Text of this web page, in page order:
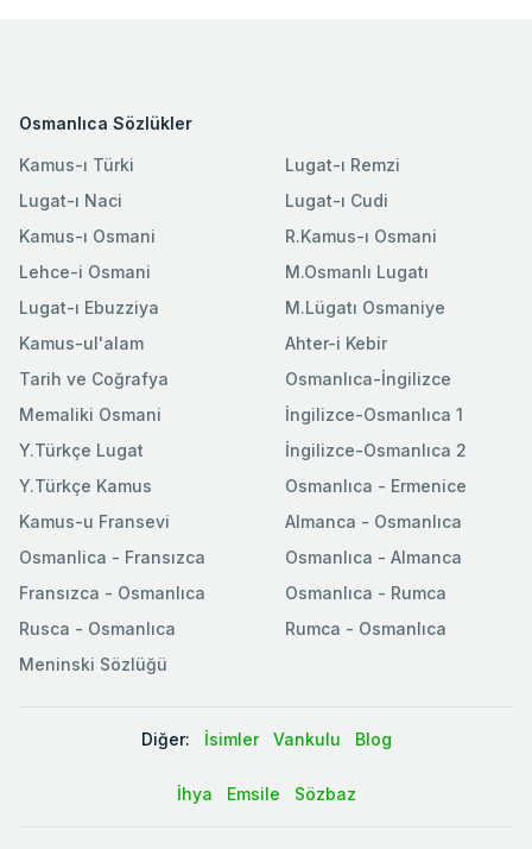
Osmanlıca Sözlükler
Kamus-ı Türki
Lugat-ı Naci
Kamus-ı Osmani
Lehce-i Osmani
Lugat-ı Ebuzziya
Lugat-ı Remzi
Lugat-ı Cudi
R.Kamus-ı Osmani
M.Osmanlı Lugatı
M.Lügatı Osmaniye
Kamus-ul'alam
Tarih ve Coğrafya
Memaliki Osmani
Y.Türkçe Lugat
Y.Türkçe Kamus
Ahter-i Kebir
Osmanlıca-İngilizce
İngilizce-Osmanlıca 1
İngilizce-Osmanlıca 2
Osmanlıca - Ermenice
Kamus-u Fransevi
Osmanlica - Fransızca
Fransızca - Osmanlıca
Rusca - Osmanlıca
Meninski Sözlüğü
Almanca - Osmanlıca
Osmanlıca - Almanca
Osmanlıca - Rumca
Rumca - Osmanlıca
Diğer: İsimler Vankulu Blog
İhya Emsile Sözbaz